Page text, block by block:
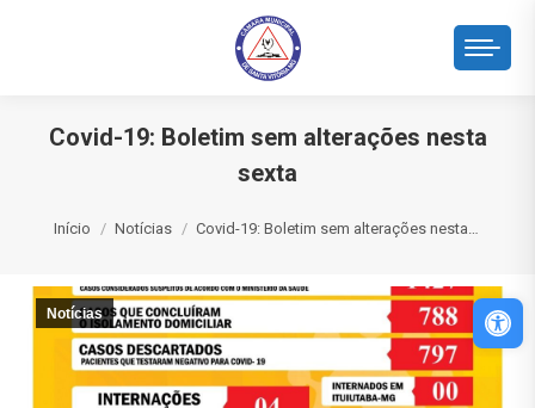
Covid-19: Boletim sem alterações nesta
sexta
Início Notícias Covid-19: Boletim sem alterações nesta…
Notícias